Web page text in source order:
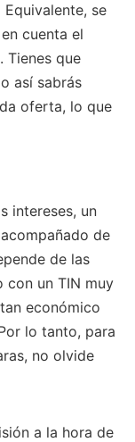
se
cuenta el
Tienes que
así sabrás
oferta, lo que
intereses, un
de
de las
con un TIN muy
económico
lo tanto, para
no olvide
a la hora de